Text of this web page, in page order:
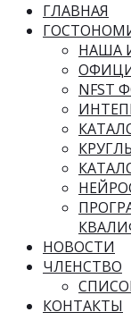
ГЛАВНАЯ
НАША
NFST
НОВОСТИ
ЧЛЕНСТВО
КОНТАКТЫ